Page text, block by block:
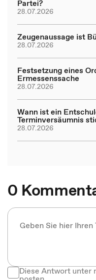
Partei?
28.07.2026
Zeugenaussage ist
28.07.2026
Festsetzung eines
Ermessenssache
28.07.2026
Wann ist ein
Terminversäumnis
28.07.2026
0
Diese Antwort unter